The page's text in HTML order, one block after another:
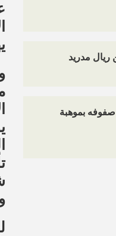
مدريد
صفوفه بموهبة